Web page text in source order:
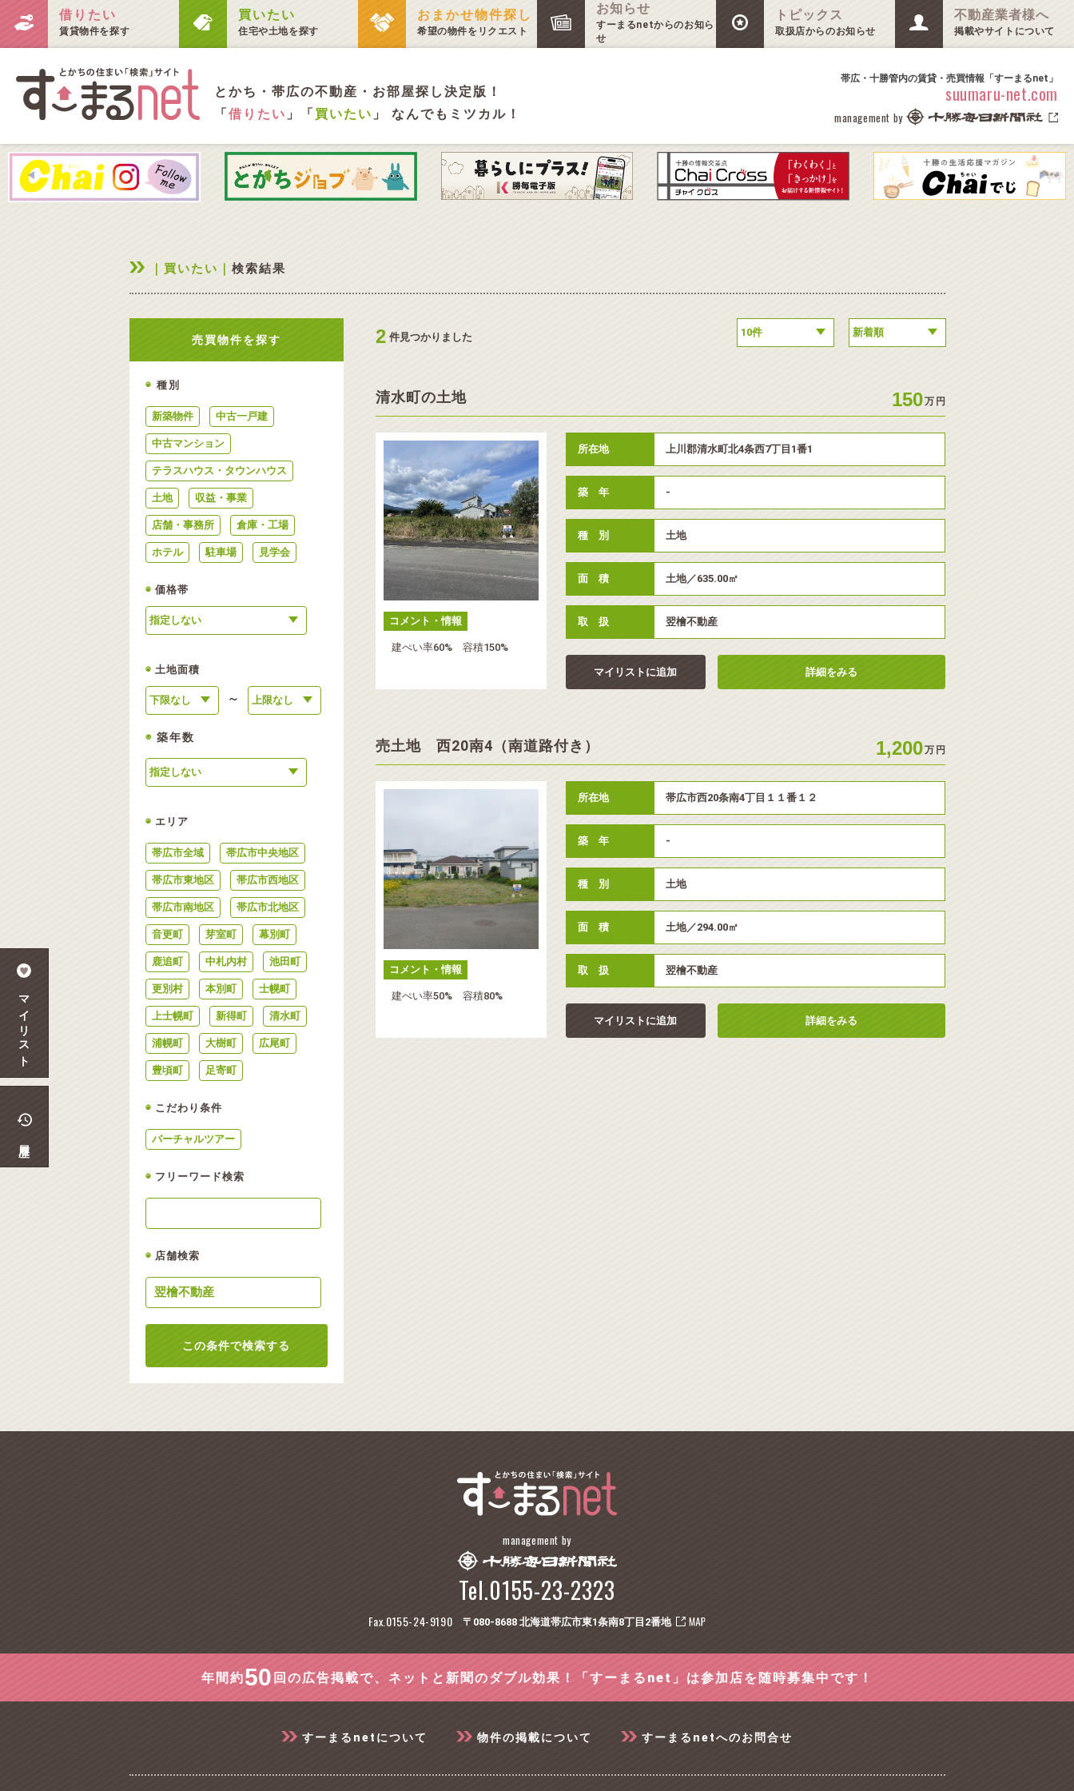
借りたい
賃貸物件を探す
買いたい
住宅や土地を探す
おまかせ物件探し
希望の物件をリクエスト
お知らせ
すーまるnetからのお知ら
せ
トピックス
取扱店からのお知らせ
不動産業者様へ
掲載やサイトについて
とかち・帯広の不動産・お部屋探し決定版！
「借りたい 」「 買いたい 」 なんでもミツカル！
帯広・十勝管内の賃貸・売買情報「すーまるnet」
suumaru-net.com
management by
｜買いたい｜ 検索結果
売買物件を探す
◉ 種別
新築物件 中古一戸建
中古マンション
テラスハウス・タウンハウス
土地 収益・事業
店舗・事務所 倉庫・工場
ホテル 駐車場 見学会
◉ 価格帯
◉ 土地面積
～
◉ 築年数
◉ エリア
帯広市全域 帯広市中央地区
帯広市東地区 帯広市西地区
帯広市南地区 帯広市北地区
音更町 芽室町 幕別町
鹿追町 中札内村 池田町
更別村 本別町 士幌町
上士幌町 新得町 清水町
浦幌町 大樹町 広尾町
豊頃町 足寄町
◉ こだわり条件
バーチャルツアー
◉ フリーワード検索
◉ 店舗検索
この条件で検索する
2 件見つかりました
清水町の土地 150万 円
コメント・情報
建ぺい率60% 容積150%
所在地 上川郡清水町北4条西7丁目1番1
築 年 -
種 別 土地
面 積 土地／635.00㎡
取 扱 翌檜不動産
マイリストに追加 詳細をみる
売土地 西20南4（南道路付き） 1,200万 円
コメント・情報
建ぺい率50% 容積80%
所在地 帯広市西20条南4丁目１１番１２
築 年 -
種 別 土地
面 積 土地／294.00㎡
取 扱 翌檜不動産
マイリストに追加 詳細をみる
management by
Tel.0155-23-2323
Fax.0155-24-9190 〒080-8688 北海道帯広市東1条南8丁目2番地
年間約50 回の広告掲載で、ネットと新聞のダブル効果！「すーまるnet」は参加店を随時募集中です！
すーまるnetについて 物件の掲載について すーまるnetへのお問合せ
マイリスト